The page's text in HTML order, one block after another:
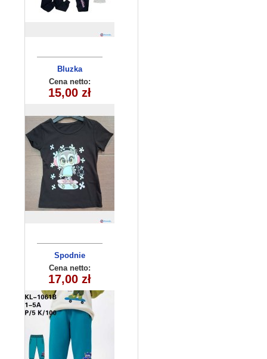
Bluzka
dziecięca
180626-14(6-16)
6szt
Cena netto:
15,00 zł
Spodnie
dziecięce
KL-1061B
Cena netto:
17,00 zł